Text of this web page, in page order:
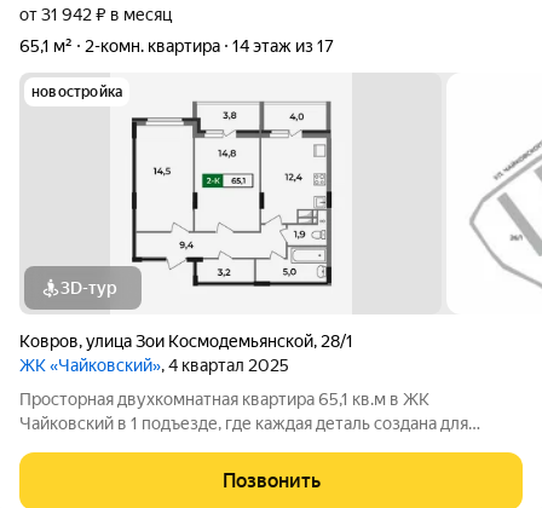
от 31 942 ₽ в месяц
65,1 м²
2-комн. квартира 14 этаж из 17
новостройка
3D-тур
Ковров,улица Зои Космодемьянской, 28/1
ЖК «Чайковский», 4 квартал 2025
Просторная двухкомнатная квартира 65,1 кв.м в ЖК
Чайковский в 1 подъезде, где каждая деталь создана для
ванная комната площадью 5 кв.м , а туалет 1,9ниша под шкаф-
купе в прихожей: вы сможете
Позвонить